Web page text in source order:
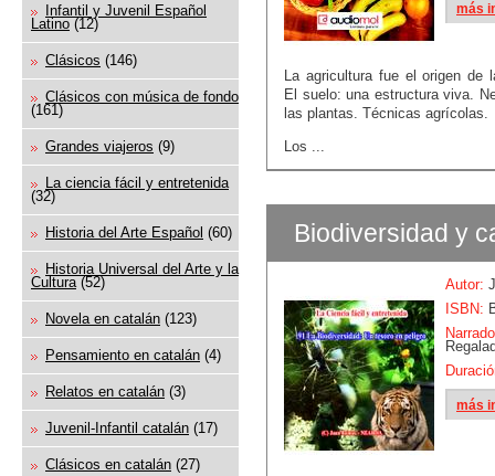
Infantil y Juvenil Español
Latino(12)
Clásicos (146)
Clásicos con música de fondo
(161)
Grandes viajeros (9)
La ciencia fácil y entretenida
(32)
Historia del Arte Español (60)
Historia Universal del Arte y la
Cultura(52)
Novela en catalán (123)
Pensamiento en catalán (4)
Relatos en catalán (3)
Juvenil-Infantil catalán (17)
Clásicos en catalán (27)
más
La agricultura fue el origen de
El suelo: una estructura viva.
las plantas. Técnicas agrícolas.
Los ...
Biodiversidad y
Autor:
ISBN:
más